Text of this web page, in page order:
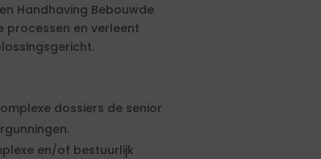
Handhaving Bebouwde
processen en verleent
dossiers de senior
en/of bestuurlijk